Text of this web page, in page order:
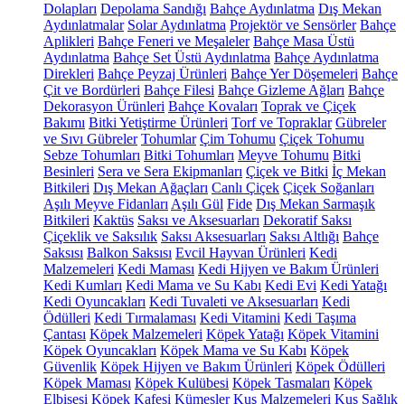
Dolapları Depolama Sandığı Bahçe Aydınlatma Dış Mekan
Aydınlatmalar Solar Aydınlatma Projektör ve Sensörler Bahçe
Aplikleri Bahçe Feneri ve Meşaleler Bahçe Masa Üstü
Aydınlatma Bahçe Set Üstü Aydınlatma Bahçe Aydınlatma
Direkleri Bahçe Peyzaj Ürünleri Bahçe Yer Döşemeleri Bahçe
Çit ve Bordürleri Bahçe Filesi Bahçe Gizleme Ağları Bahçe
Dekorasyon Ürünleri Bahçe Kovaları Toprak ve Çiçek
Bakımı Bitki Yetiştirme Ürünleri Torf ve Topraklar Gübreler
ve Sıvı Gübreler Tohumlar Çim Tohumu Çiçek Tohumu
Sebze Tohumları Bitki Tohumları Meyve Tohumu Bitki
Besinleri Sera ve Sera Ekipmanları Çiçek ve Bitki İç Mekan
Bitkileri Dış Mekan Ağaçları Canlı Çiçek Çiçek Soğanları
Aşılı Meyve Fidanları Aşılı Gül Fide Dış Mekan Sarmaşık
Bitkileri Kaktüs Saksı ve Aksesuarları Dekoratif Saksı
Çiçeklik ve Saksılık Saksı Aksesuarları Saksı Altlığı Bahçe
Saksısı Balkon Saksısı Evcil Hayvan Ürünleri Kedi
Malzemeleri Kedi Maması Kedi Hijyen ve Bakım Ürünleri
Kedi Kumları Kedi Mama ve Su Kabı Kedi Evi Kedi Yatağı
Kedi Oyuncakları Kedi Tuvaleti ve Aksesuarları Kedi
Ödülleri Kedi Tırmalaması Kedi Vitamini Kedi Taşıma
Çantası Köpek Malzemeleri Köpek Yatağı Köpek Vitamini
Köpek Oyuncakları Köpek Mama ve Su Kabı Köpek
Güvenlik Köpek Hijyen ve Bakım Ürünleri Köpek Ödülleri
Köpek Maması Köpek Kulübesi Köpek Tasmaları Köpek
Elbisesi Köpek Kafesi Kümesler Kuş Malzemeleri Kuş Sağlık